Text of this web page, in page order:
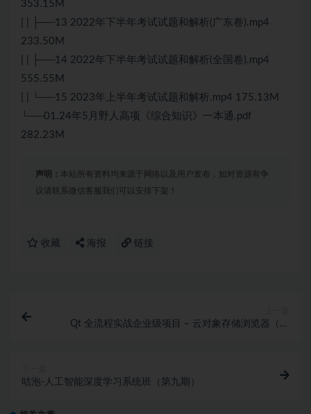
353.15M
| | ├──13 2022年下半年考试试题和解析(广东卷).mp4
233.50M
| | ├──14 2022年下半年考试试题和解析(全国卷).mp4
555.55M
| | └──15 2023年上半年考试试题和解析.mp4 175.13M
└──01.24年5月野人高项《综合知识》一本通.pdf
282.23M
声明： 本站所有资料均来源于网络以及用户发布，如对资源有争
议请联系微信客服我们可以安排下架！
收藏 海报 链接
Qt 全流程实战企业级项目 – 云对象存储浏览器（完
咕泡-人工智能深度学习系统班（第九期）